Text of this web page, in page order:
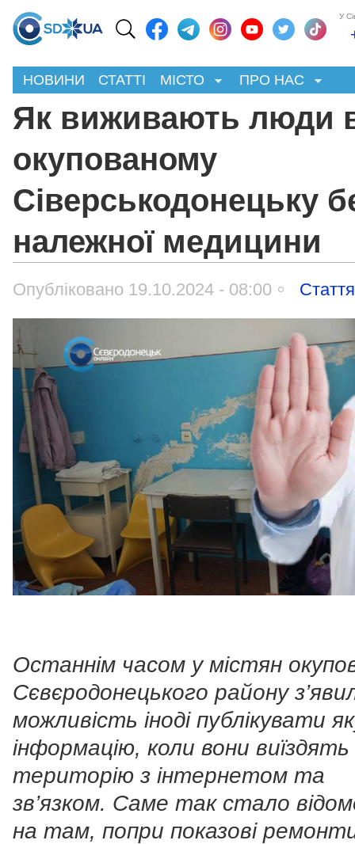
У
НОВИНИ СТАТТІ МІСТО ПРО НАС
Як виживають люди
окупованому
Сіверськодонецьку
належної медицини
Опубліковано 19.10.2024 - 08:00 Стаття
Останнім часом у містян
Сєвєродонецького району
можливість іноді публікувати
інформацію, коли вони
територію з інтернетом та
зв’язком. Саме так стало
на там, попри показові